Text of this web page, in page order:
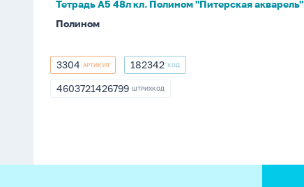
Тетрадь А5 48л кл. Полином "Питерская акварель"
Полином
3304
3304 АРТИКУЛ 182342
182342 КОД
4603721426799
4603721426799 ШТРИХКОД